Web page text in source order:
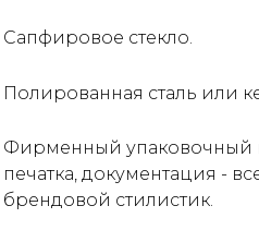
Сапфировое стекло.
Полированная сталь или
Фирменный упаковочный
печатка, документация -
брендовой стилистик.